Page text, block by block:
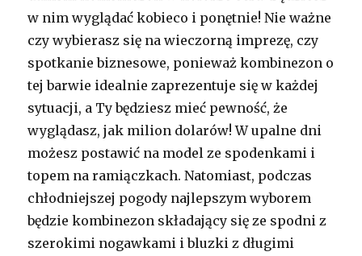
w nim wyglądać kobieco i ponętnie! Nie ważne
czy wybierasz się na wieczorną imprezę, czy
spotkanie biznesowe, ponieważ kombinezon o
tej barwie idealnie zaprezentuje się w każdej
sytuacji, a Ty będziesz mieć pewność, że
wyglądasz, jak milion dolarów! W upalne dni
możesz postawić na model ze spodenkami i
topem na ramiączkach. Natomiast, podczas
chłodniejszej pogody najlepszym wyborem
będzie kombinezon składający się ze spodni z
szerokimi nogawkami i bluzki z długimi